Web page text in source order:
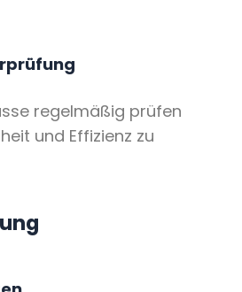
regelmäßig prüfen
und Effizienz zu